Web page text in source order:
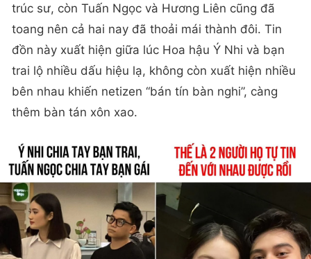
trúc sư, còn Tuấn Ngọc và Hương Liên cũng đã
toang nên cả hai nay đã thoải mái thành đôi. Tin
đồn này xuất hiện giữa lúc Hoa hậu Ý Nhi và bạn
trai lộ nhiều dấu hiệu lạ, không còn xuất hiện nhiều
bên nhau khiến netizen “bán tín bàn nghi”, càng
thêm bàn tán xôn xao.